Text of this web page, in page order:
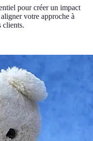
pour créer un impact
votre approche à
clients.